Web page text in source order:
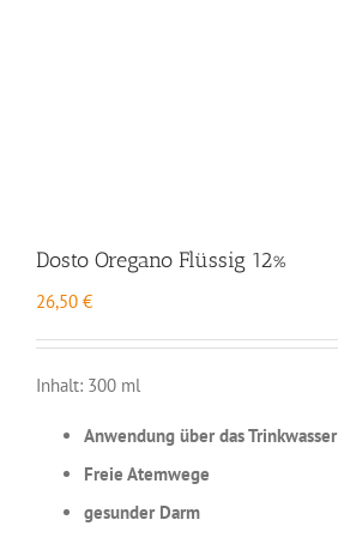
Dosto Oregano Flüssig 12%
26,50 €
Inhalt: 300 ml
Anwendung über das Trinkwasser
Freie Atemwege
gesunder Darm